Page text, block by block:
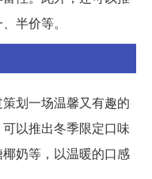
半价等。
划一场温馨又有趣的
以推出冬季限定口味
奶等，以温暖的口感